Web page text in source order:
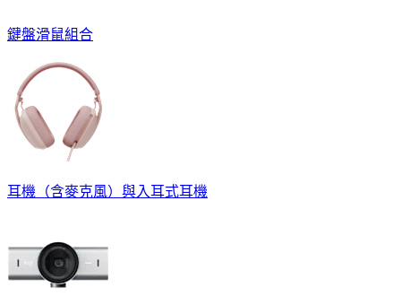
鍵盤滑鼠組合
耳機（含麥克風）與入耳式耳機